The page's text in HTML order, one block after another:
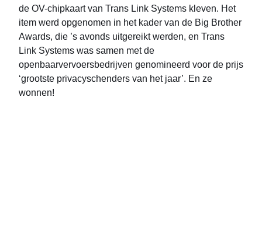
de OV-chipkaart van Trans Link Systems kleven. Het
item werd opgenomen in het kader van de Big Brother
Awards, die ’s avonds uitgereikt werden, en Trans
Link Systems was samen met de
openbaarvervoersbedrijven genomineerd voor de prijs
‘grootste privacyschenders van het jaar’. En ze
wonnen!